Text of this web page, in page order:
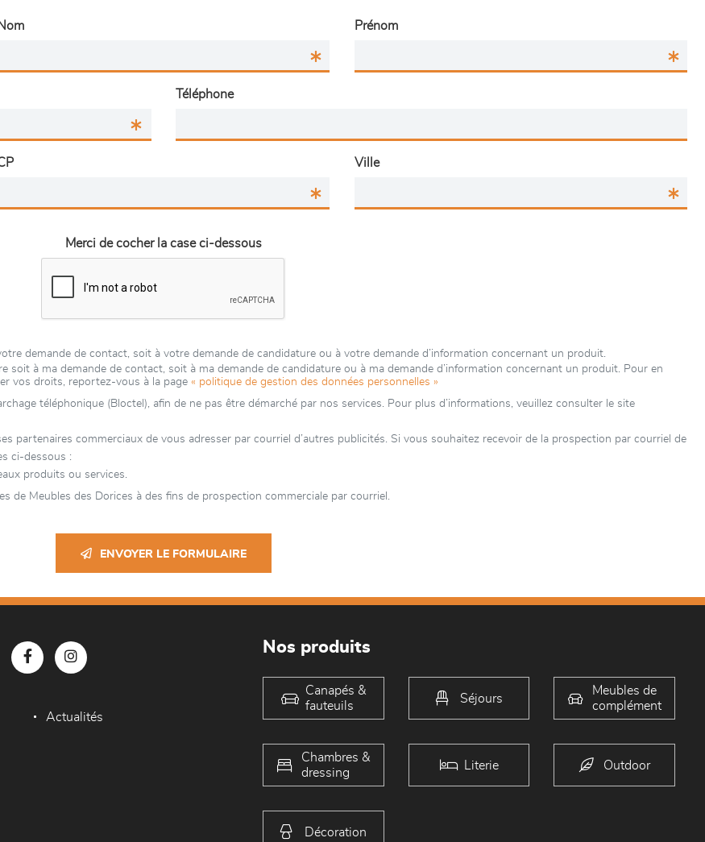
Nom Prénom
Téléphone
Ville
Merci de cocher la case ci-dessous
demande de contact, soit à votre demande de candidature ou à votre demande d’information concernant un produit.
soit à ma demande de contact, soit à ma demande de candidature ou à ma demande d’information concernant un produit. Pour en
vos droits, reportez-vous à la page « politique de gestion des données personnelles »
téléphonique (Bloctel), afin de ne pas être démarché par nos services. Pour plus d’informations, veuillez consulter le site
partenaires commerciaux de vous adresser par courriel d’autres publicités. Si vous souhaitez recevoir de la prospection par courriel de
ci-dessous :
produits ou services.
de Meubles des Dorices à des fins de prospection commerciale par courriel.
ENVOYER LE FORMULAIRE
Actualités
Nos produits
Canapés &
fauteuils
Séjours
Meubles de
complément
Chambres &
dressing
Literie Outdoor
Décoration